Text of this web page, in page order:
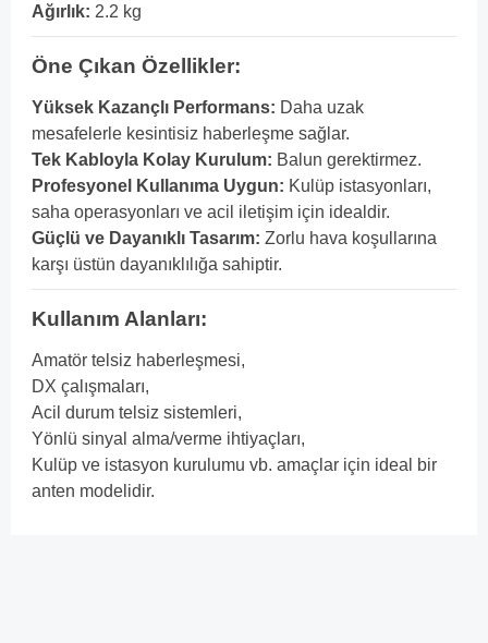
Ağırlık: 2.2 kg
Öne Çıkan Özellikler:
Yüksek Kazançlı Performans: Daha uzak
mesafelerle kesintisiz haberleşme sağlar.
Tek Kabloyla Kolay Kurulum: Balun gerektirmez.
Profesyonel Kullanıma Uygun: Kulüp istasyonları,
saha operasyonları ve acil iletişim için idealdir.
Güçlü ve Dayanıklı Tasarım: Zorlu hava koşullarına
karşı üstün dayanıklılığa sahiptir.
Kullanım Alanları:
Amatör telsiz haberleşmesi,
DX çalışmaları,
Acil durum telsiz sistemleri,
Yönlü sinyal alma/verme ihtiyaçları,
Kulüp ve istasyon kurulumu vb. amaçlar için ideal bir
anten modelidir.